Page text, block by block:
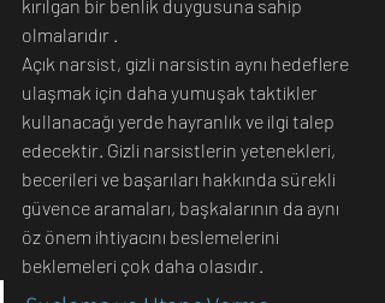
kırılgan bir benlik duygusuna sahip
olmalarıdır .
Açık narsist, gizli narsistin aynı hedeflere
ulaşmak için daha yumuşak taktikler
kullanacağı yerde hayranlık ve ilgi talep
edecektir. Gizli narsistlerin yetenekleri,
becerileri ve başarıları hakkında sürekli
güvence aramaları, başkalarının da aynı
öz önem ihtiyacını beslemelerini
beklemeleri çok daha olasıdır.